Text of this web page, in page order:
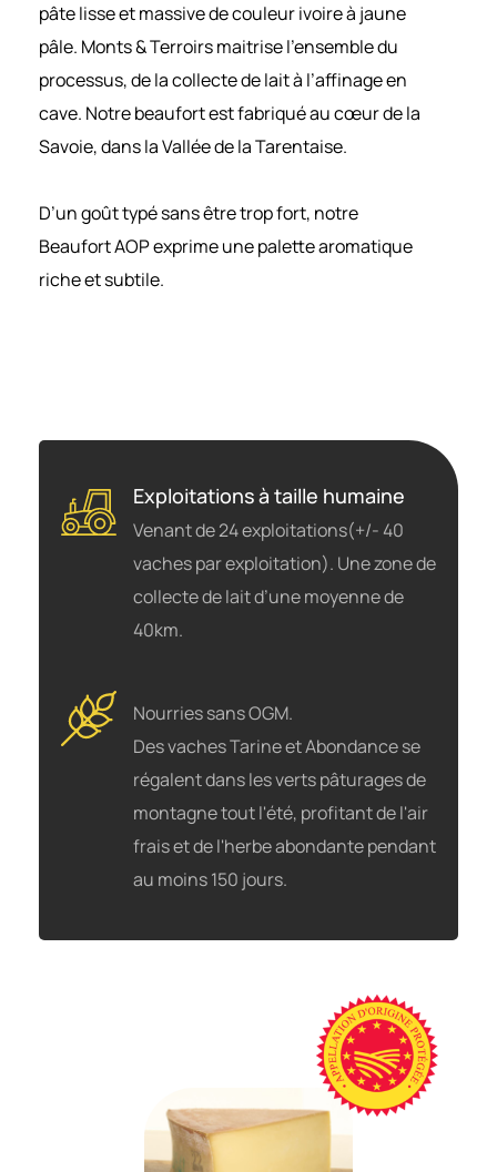
pâte lisse et massive de couleur ivoire à jaune
pâle. Monts & Terroirs maitrise l’ensemble du
processus, de la collecte de lait à l’affinage en
cave. Notre beaufort est fabriqué au cœur de la
Savoie, dans la Vallée de la Tarentaise.
D’un goût typé sans être trop fort, notre
Beaufort AOP exprime une palette aromatique
riche et subtile.
Exploitations à taille humaine
Venant de 24 exploitations(+/- 40
vaches par exploitation). Une zone de
collecte de lait d’une moyenne de
40km.
Nourries sans OGM.
Des vaches Tarine et Abondance se
régalent dans les verts pâturages de
montagne tout l'été, proﬁtant de l'air
frais et de l'herbe abondante pendant
au moins 150 jours.